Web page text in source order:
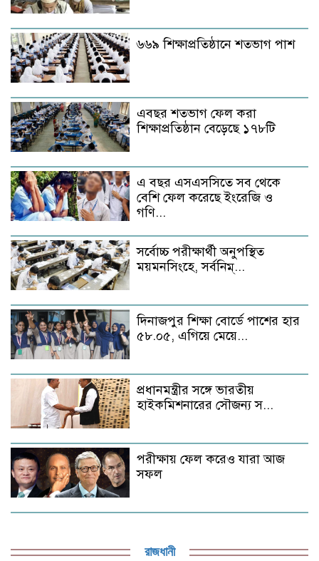
৬৬৯ শিক্ষাপ্রতিষ্ঠানে শতভাগ পাশ
এবছর শতভাগ ফেল করা
শিক্ষাপ্রতিষ্ঠান বেড়েছে ১৭৮টি
এ বছর এসএসসিতে সব থেকে
বেশি ফেল করেছে ইংরেজি ও
গণি...
সর্বোচ্চ পরীক্ষার্থী অনুপস্থিত
ময়মনসিংহে, সর্বনিম্...
দিনাজপুর শিক্ষা বোর্ডে পাশের হার
৫৮.০৫, এগিয়ে মেয়ে...
প্রধানমন্ত্রীর সঙ্গে ভারতীয়
হাইকমিশনারের সৌজন্য স...
পরীক্ষায় ফেল করেও যারা আজ
সফল
রাজধানী